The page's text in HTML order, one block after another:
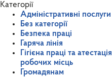
Категорії
Адміністративні послуги
Без категорії
Безпека праці
Гаряча лінія
Гігієна праці та атестація
робочих місць
Громадянам